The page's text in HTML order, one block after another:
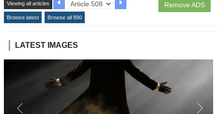
Remove ADS
Viewing all articles
Browse latest Browse all 890
LATEST IMAGES